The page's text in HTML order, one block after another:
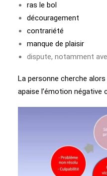
ras le bol
découragement
contrariété
manque de plaisir
dispute, notamment
La personne cherche
apaise l’émotion négative